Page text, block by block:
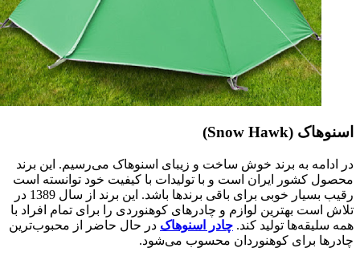
اسنوهاک (Snow Hawk)
در ادامه به برند خوش ساخت و زیبای اسنوهاک می‌رسیم. این برند
محصول کشور ایران است و با تولیدات با کیفیت خود توانسته است
رقیب بسیار خوبی برای باقی برندها باشد. این برند از سال 1389 در
تلاش است بهترین لوازم و چادرهای کوهنوردی را برای تمام افراد با
همه سلیقه‌ها تولید کند. چادر اسنوهاک در حال حاضر از محبوب‌ترین
چادرها برای کوهنوردان محسوب می‌شود.